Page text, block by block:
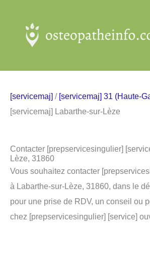
contenu
[servicemaj] / [servicemaj] 31 (Haute-
[servicemaj] Labarthe-sur-Lèze
Contacter [prepservicesingulier]
Lèze, 31860
Vous souhaitez contacter
à Labarthe-sur-Lèze, 31860, dans le
pour une prise de RDV, un conseil ou
chez [prepservicesingulier] [service]